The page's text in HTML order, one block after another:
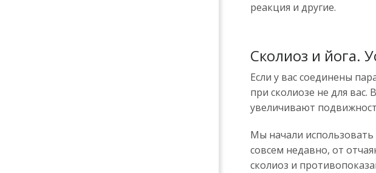
реакция и другие.
Сколиоз и йога.
Если у вас соединены
при сколиозе не для
увеличивают
Мы начали использовать
совсем недавно, от
сколиоз и